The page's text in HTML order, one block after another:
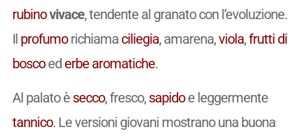
rubinovivace, tendente al granato con l’evoluzione.
Il profumorichiama ciliegia, amarena,viola,frutti di
boscoed erbe aromatiche.
Al palato è secco, fresco, sapidoe leggermente
tannico. Le versioni giovani mostrano una buona